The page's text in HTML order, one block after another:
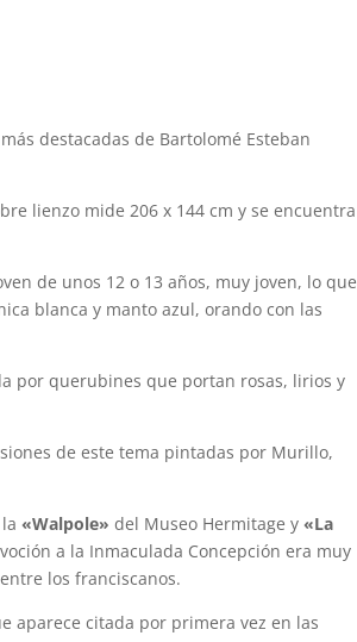
destacadas de Bartolomé Esteban
lienzo mide 206 x 144 cm y se encuentra
de unos 12 o 13 años, muy joven, lo que
blanca y manto azul, orando con las
por querubines que portan rosas, lirios y
de este tema pintadas por Murillo,
«Walpole» del Museo Hermitage y «La
a la Inmaculada Concepción era muy
los franciscanos.
aparece citada por primera vez en las